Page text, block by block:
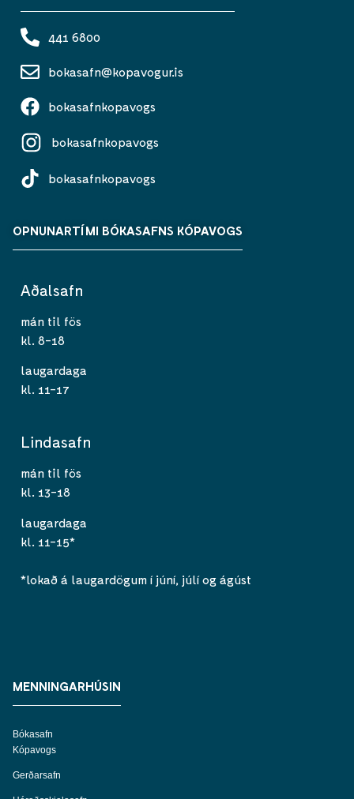
441 6800
bokasafn@kopavogur.is
bokasafnkopavogs
bokasafnkopavogs
bokasafnkopavogs
OPNUNARTÍMI BÓKASAFNS KÓPAVOGS
Aðalsafn
mán til fös
kl. 8-18
laugardaga
kl. 11-17
Lindasafn
mán til fös
kl. 13-18
laugardaga
kl. 11-15*
*lokað á laugardögum í júní, júlí og ágúst
MENNINGARHÚSIN
Bókasafn
Kópavogs
Gerðarsafn